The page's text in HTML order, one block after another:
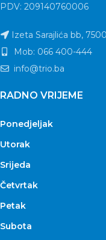
PDV: 209140760006
Izeta Sarajlića bb,
Mob: 066 400-444
info@trio.ba
RADNO VRIJEME
Ponedjeljak
Utorak
Srijeda
Četvrtak
Petak
Subota